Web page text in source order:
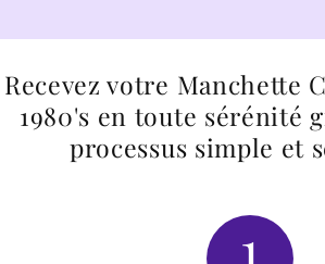
Recevez votre Manchette
1980's en toute sérénité
processus simple et
1